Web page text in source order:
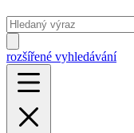
rozšířené vyhledávání